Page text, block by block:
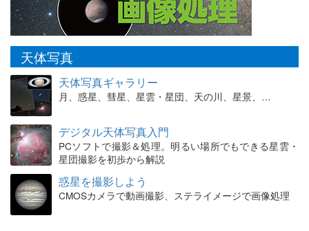
天体写真
天体写真ギャラリー
月、惑星、彗星、星雲・星団、天の川、星景、…
デジタル天体写真入門
PCソフトで撮影＆処理。明るい場所でもできる星雲・
星団撮影を初歩から解説
惑星を撮影しよう
CMOSカメラで動画撮影、ステライメージで画像処理